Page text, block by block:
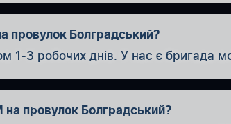
провулок Болградський?
1-3 робочих днів. У нас є бригада
на провулок Болградський?